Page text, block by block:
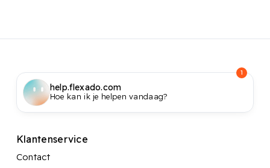
help.flexado.com
Hoe kan ik je helpen vandaag?
1
Klantenservice
Contact